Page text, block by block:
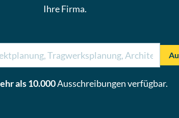
Ihre Firma.
als 10.000Ausschreibungen verfügbar.